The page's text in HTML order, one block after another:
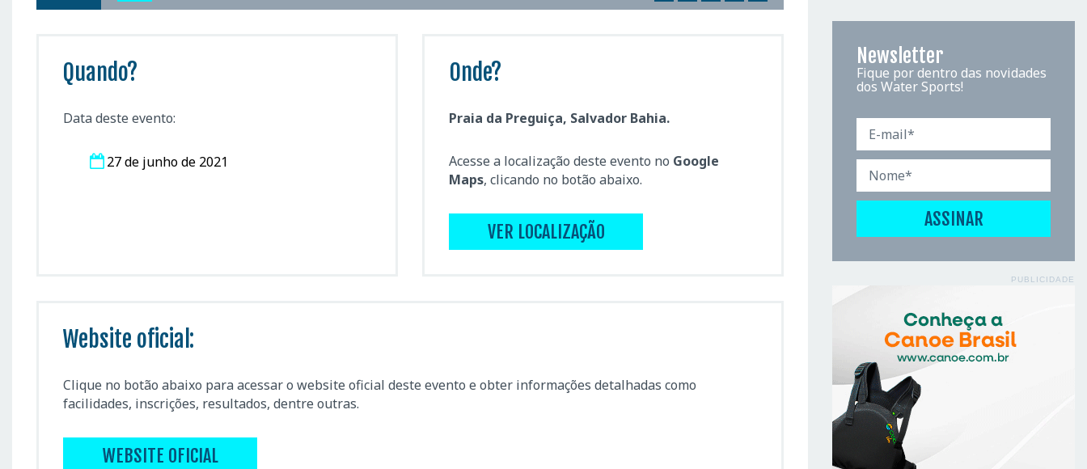
Quando?
Data deste evento:
27 de junho de 2021
Onde?
Praia da Preguiça, Salvador Bahia.
Acesse a localização deste evento no Google
Maps, clicando no botão abaixo.
VER LOCALIZAÇÃO
Website oficial:
Clique no botão abaixo para acessar o website oficial deste evento e obter informações detalhadas como
facilidades, inscrições, resultados, dentre outras.
WEBSITE OFICIAL
Newsletter
Fique por dentro das novidades
dos Water Sports!
PUBLICIDADE